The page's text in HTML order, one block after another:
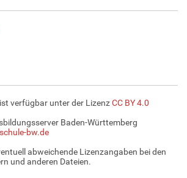
verfügbar unter der LizenzCC BY 4.0
Baden-Württemberg
bw.de
abweichende Lizenzangaben bei den
und anderen Dateien.